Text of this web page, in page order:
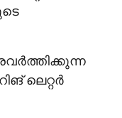
ലെറ്റര്‍